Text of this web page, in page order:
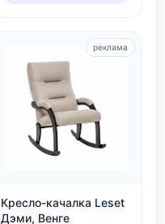
Кресло-качалка Leset
Дэми, Венге
реклама